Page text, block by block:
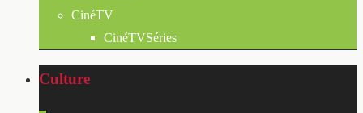
CinéTV
CinéTVSéries
Culture